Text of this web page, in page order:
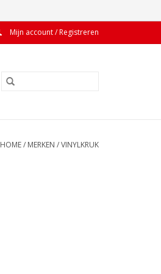
Mijn account / Registreren
HOME/ MERKEN /VINYLKRUK